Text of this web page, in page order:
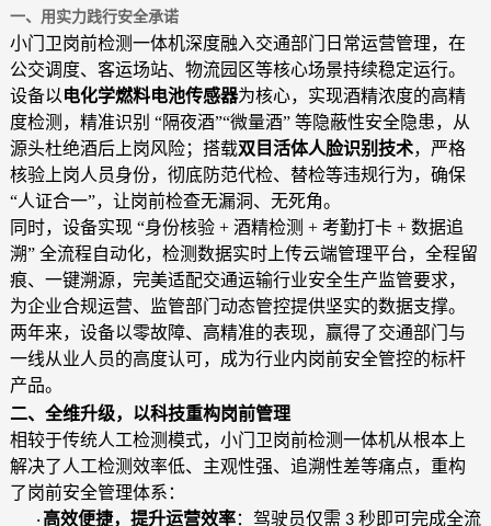
一、用实力践行安全承诺
小门卫岗前检测一体机深度融入交通部门日常运营管理，在
公交调度、客运场站、物流园区等核心场景持续稳定运行。
设备以电化学燃料电池传感器为核心，实现酒精浓度的高精
度检测，精准识别 “隔夜酒”“微量酒” 等隐蔽性安全隐患，从
源头杜绝酒后上岗风险；搭载双目活体人脸识别技术，严格
核验上岗人员身份，彻底防范代检、替检等违规行为，确保
“人证合一”，让岗前检查无漏洞、无死角。
同时，设备实现 “身份核验 + 酒精检测 + 考勤打卡 + 数据追
溯” 全流程自动化，检测数据实时上传云端管理平台，全程留
痕、一键溯源，完美适配交通运输行业安全生产监管要求，
为企业合规运营、监管部门动态管控提供坚实的数据支撑。
两年来，设备以零故障、高精准的表现，赢得了交通部门与
一线从业人员的高度认可，成为行业内岗前安全管控的标杆
产品。
二、全维升级，以科技重构岗前管理
相较于传统人工检测模式，小门卫岗前检测一体机从根本上
解决了人工检测效率低、主观性强、追溯性差等痛点，重构
了岗前安全管理体系：
· 高效便捷，提升运营效率：驾驶员仅需 3 秒即可完成全流